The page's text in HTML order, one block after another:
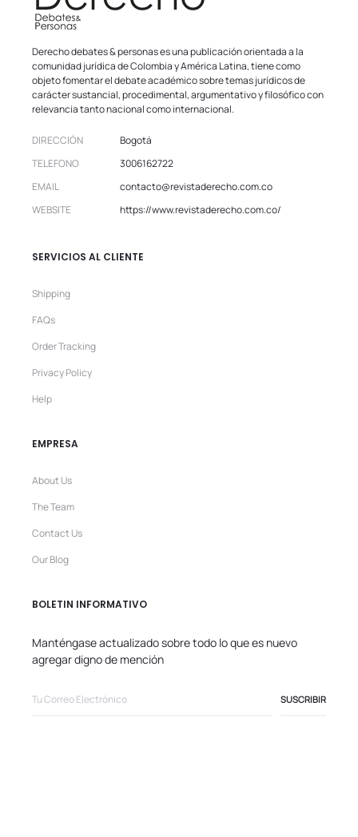
Derecho debates & personas es una publicación orientada a la
comunidad jurídica de Colombia y América Latina, tiene como
objeto fomentar el debate académico sobre temas jurídicos de
carácter sustancial, procedimental, argumentativo y filosófico con
relevancia tanto nacional como internacional.
DIRECCIÓN
Bogotá
TELEFONO
3006162722
EMAIL
contacto@revistaderecho.com.co
WEBSITE
https://www.revistaderecho.com.co/
SERVICIOS AL CLIENTE
Shipping
FAQs
Order Tracking
Privacy Policy
Help
EMPRESA
About Us
The Team
Contact Us
Our Blog
BOLETIN INFORMATIVO
Manténgase actualizado sobre todo lo que es nuevo
agregar digno de mención